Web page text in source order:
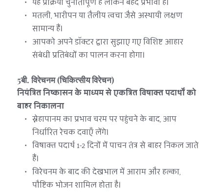
मतली, भारीपन या तैलीय त्वचा जैसे अस्थायी लक्षण
सामान्य हैं।
आपको अपने डॉक्टर द्वारा सुझाए गए विशिष्ट आहार
संबंधी प्रतिबंधों का पालन करना होगा।
5बी. विरेचनम (चिकित्सीय विरेचन)
नियंत्रित निष्कासन के माध्यम से एकत्रित विषाक्त पदार्थों को
बाहर निकालना
स्नेहापानम का प्रभाव चरम पर पहुंचने के बाद, आप
निर्धारित रेचक दवाएँ लेंगे।
विषाक्त पदार्थ 1-2 दिनों में पाचन तंत्र से बाहर निकल जाते
हैं।
विरेचनम के बाद की देखभाल में आराम और हल्का,
पौष्टिक भोजन शामिल होता है।